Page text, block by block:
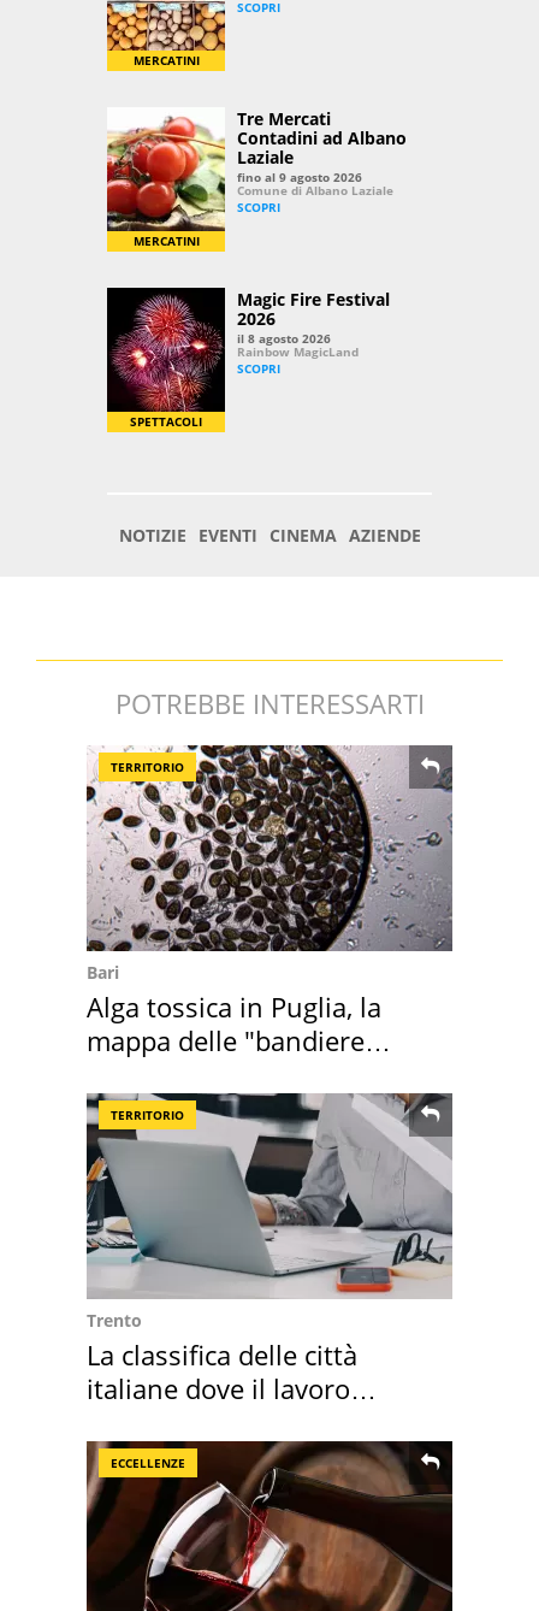
POTREBBE INTERESSARTI
TERRITORIO
Bari
Alga tossica in Puglia, la
mappa delle "bandiere
TERRITORIO
Trento
La classifica delle città
italiane dove il lavoro
ECCELLENZE